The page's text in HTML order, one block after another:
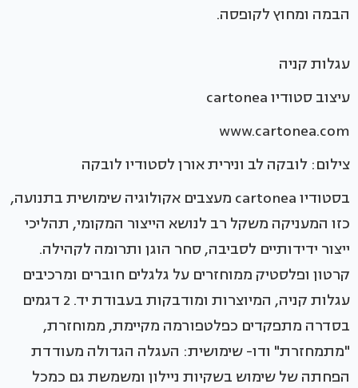
הבמה ומחוץ לקופסה.
עגלות קניה
עיצוב סטודיו cartonea
www.cartonea.com
צילום: לובקה לב ונירית אורן לסטודיו לובקה
בסטודיו cartonea מעצבים אקולוגיה שימושית בתנועה,
כזו המעניקה משקל רב לנושא הייצור המקומי, תהליכי
ייצור ידידותיים לסביבה, סחר הוגן ותרומה לקהילה.
קרטון ופלסטיק ממוחזרים על גלגלים חוברים ומרכיבים
עגלות קניה, המיוצרות ומודבקות בעבודת יד. 2 דגמים
בסדרה מתפקדים כפלטפורמה מקיימת, ממוחזרת,
"מתמחזרת" ודו- שימושית: העגלה הגדולה מעודדת
הפחתה של שימוש בשקיות ניילון ומשמשת גם כמכל